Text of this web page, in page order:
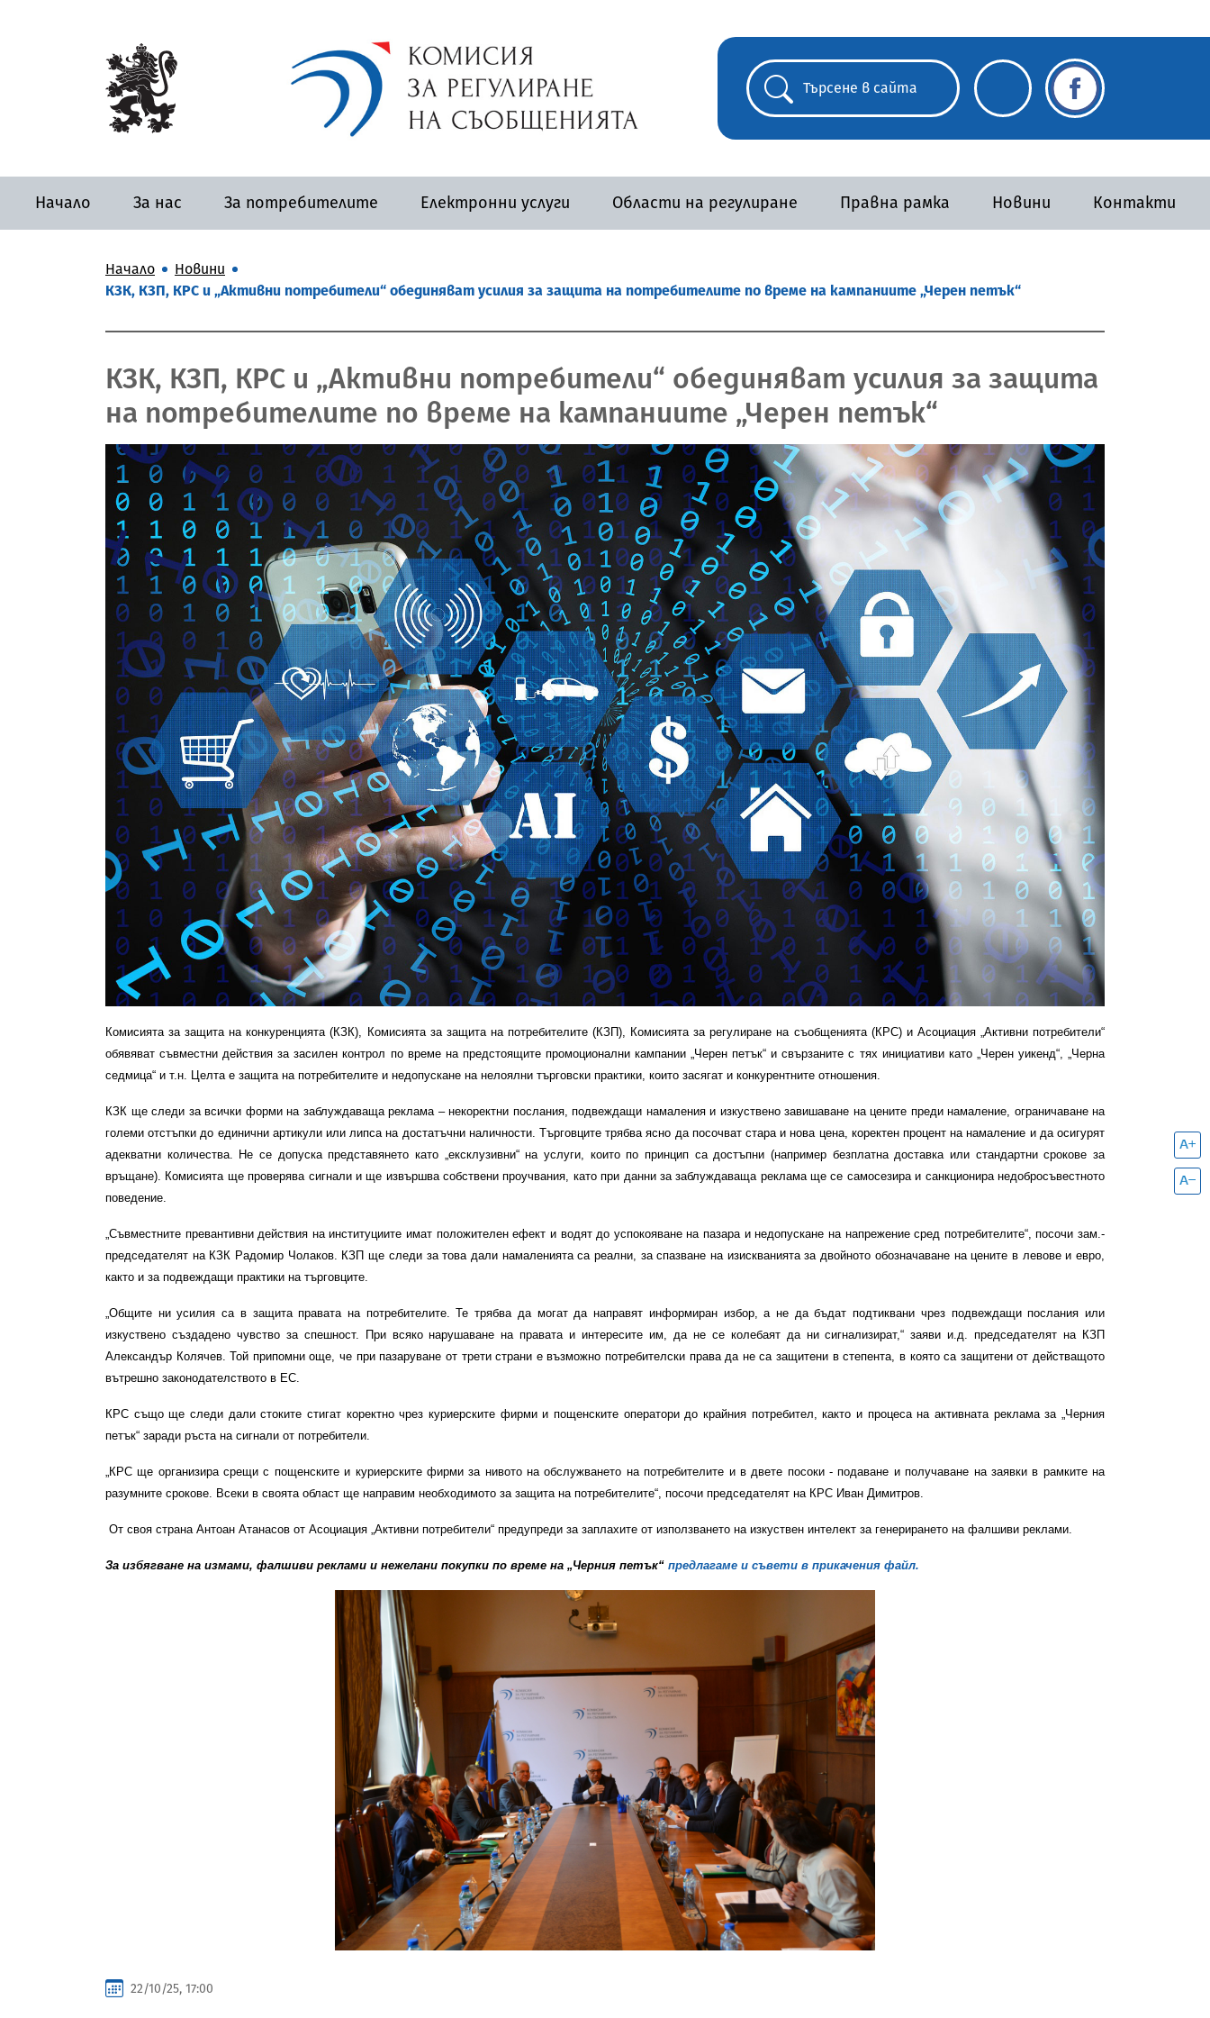
Начало За нас За потребителите Електронни услуги Области на регулиране Правна рамка Новини Контакти
Начало
Новини
КЗК, КЗП, КРС и „Активни потребители“ обединяват усилия за защита на потребителите по време на кампаниите „Черен петък“
КЗК, КЗП, КРС и „Активни потребители“ обединяват усилия за защита
на потребителите по време на кампаниите „Черен петък“
Комисията за защита на конкуренцията (КЗК), Комисията за защита на потребителите (КЗП), Комисията за регулиране на съобщенията (КРС) и Асоциация „Активни потребители“
обявяват съвместни действия за засилен контрол по време на предстоящите промоционални кампании „Черен петък“ и свързаните с тях инициативи като „Черен уикенд“, „Черна
седмица“ и т.н. Целта е защита на потребителите и недопускане на нелоялни търговски практики, които засягат и конкурентните отношения.
КЗК ще следи за всички форми на заблуждаваща реклама – некоректни послания, подвеждащи намаления и изкуствено завишаване на цените преди намаление, ограничаване на
големи отстъпки до единични артикули или липса на достатъчни наличности. Търговците трябва ясно да посочват стара и нова цена, коректен процент на намаление и да осигурят
адекватни количества. Не се допуска представянето като „ексклузивни“ на услуги, които по принцип са достъпни (например безплатна доставка или стандартни срокове за
връщане). Комисията ще проверява сигнали и ще извършва собствени проучвания, като при данни за заблуждаваща реклама ще се самосезира и санкционира недобросъвестното
поведение.
„Съвместните превантивни действия на институциите имат положителен ефект и водят до успокояване на пазара и недопускане на напрежение сред потребителите“, посочи зам.-
председателят на КЗК Радомир Чолаков. КЗП ще следи за това дали намаленията са реални, за спазване на изискванията за двойното обозначаване на цените в левове и евро,
както и за подвеждащи практики на търговците.
„Общите ни усилия са в защита правата на потребителите. Те трябва да могат да направят информиран избор, а не да бъдат подтиквани чрез подвеждащи послания или
изкуствено създадено чувство за спешност. При всяко нарушаване на правата и интересите им, да не се колебаят да ни сигнализират,“ заяви и.д. председателят на КЗП
Александър Колячев. Той припомни още, че при пазаруване от трети страни е възможно потребителски права да не са защитени в степента, в която са защитени от действащото
вътрешно законодателството в ЕС.
КРС също ще следи дали стоките стигат коректно чрез куриерските фирми и пощенските оператори до крайния потребител, както и процеса на активната реклама за „Черния
петък“ заради ръста на сигнали от потребители.
„КРС ще организира срещи с пощенските и куриерските фирми за нивото на обслужването на потребителите и в двете посоки - подаване и получаване на заявки в рамките на
разумните срокове. Всеки в своята област ще направим необходимото за защита на потребителите“, посочи председателят на КРС Иван Димитров.
От своя страна Антоан Атанасов от Асоциация „Активни потребители“ предупреди за заплахите от използването на изкуствен интелект за генерирането на фалшиви реклами.
За избягване на измами, фалшиви реклами и нежелани покупки по време на „Черния петък“ предлагаме и съвети в прикачения файл.
22/10/25, 17:00